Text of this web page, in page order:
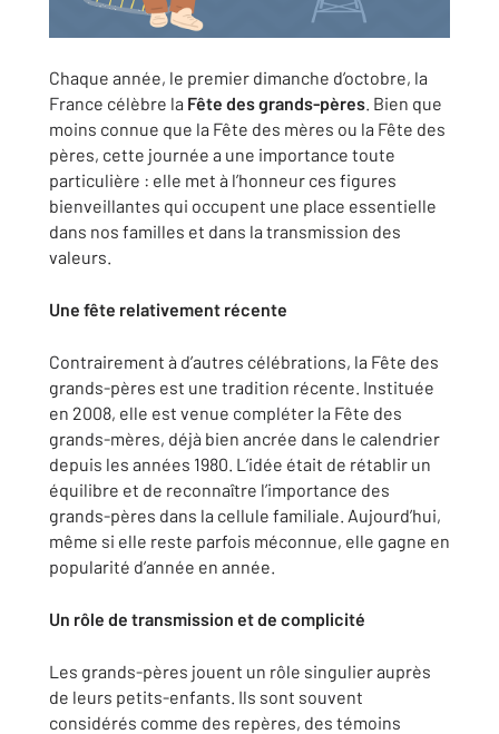
Chaque année, le premier dimanche d’octobre, la
France célèbre la Fête des grands-pères . Bien que
moins connue que la Fête des mères ou la Fête des
pères, cette journée a une importance toute
particulière : elle met à l’honneur ces figures
bienveillantes qui occupent une place essentielle
dans nos familles et dans la transmission des
valeurs.
Une fête relativement récente
Contrairement à d’autres célébrations, la Fête des
grands-pères est une tradition récente. Instituée
en 2008, elle est venue compléter la Fête des
grands-mères, déjà bien ancrée dans le calendrier
depuis les années 1980. L’idée était de rétablir un
équilibre et de reconnaître l’importance des
grands-pères dans la cellule familiale. Aujourd’hui,
même si elle reste parfois méconnue, elle gagne en
popularité d’année en année.
Un rôle de transmission et de complicité
Les grands-pères jouent un rôle singulier auprès
de leurs petits-enfants. Ils sont souvent
considérés comme des repères, des témoins